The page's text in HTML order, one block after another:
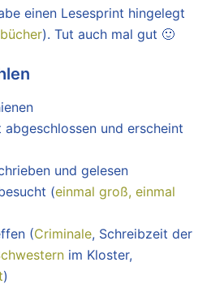
einen Lesesprint hingelegt
). Tut auch mal gut 🙂
abgeschlossen und erscheint
und gelesen
(einmal groß, einmal
(Criminale, Schreibzeit der
im Kloster,
)